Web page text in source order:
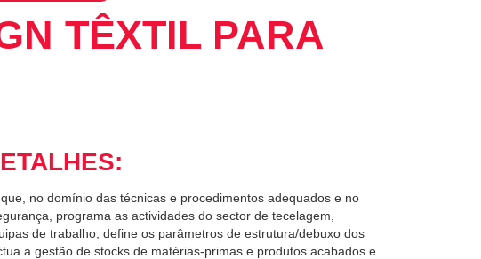
TÊXTIL PARA
no domínio das técnicas e procedimentos adequados e no
programa as actividades do sector de tecelagem,
de trabalho, define os parâmetros de estrutura/debuxo dos
a gestão de stocks de matérias-primas e produtos acabados e